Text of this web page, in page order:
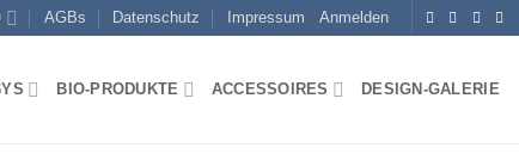
AGBs Datenschutz Impressum Anmelden
BIO-PRODUKTE ACCESSOIRES DESIGN-GALERIE